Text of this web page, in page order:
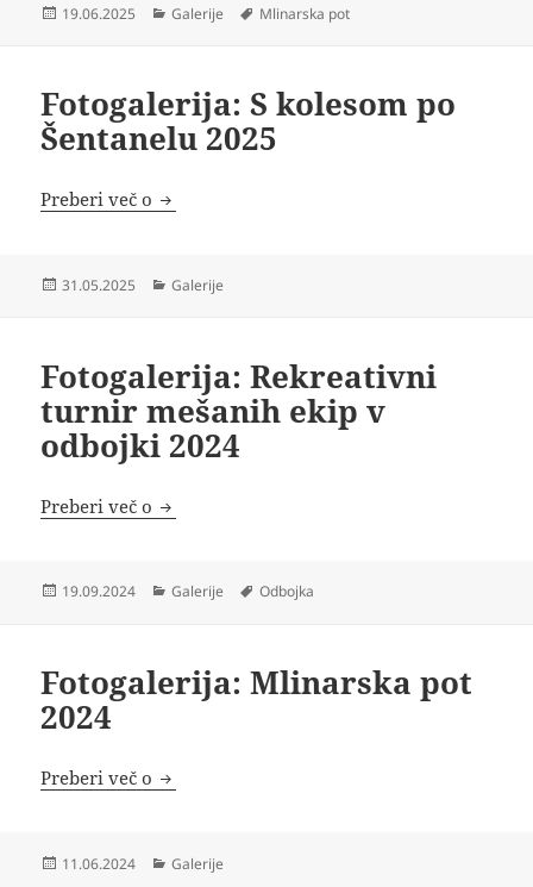
Objavljeno
19.06.2025 Kategorije
Galerije Oznake
Mlinarska pot
Fotogalerija: S kolesom po
Šentanelu 2025
Preberi več o Fotogalerija: S kolesom po Šentanelu 2025
Objavljeno
31.05.2025 Kategorije
Galerije
Fotogalerija: Rekreativni
turnir mešanih ekip v
odbojki 2024
Preberi več o Fotogalerija: Rekreativni turnir mešanih
Objavljeno
19.09.2024 Kategorije
Galerije Oznake
Odbojka
Fotogalerija: Mlinarska pot
2024
Preberi več o Fotogalerija: Mlinarska pot 2024
Objavljeno
11.06.2024 Kategorije
Galerije